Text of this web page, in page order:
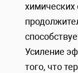
химических
Усиление
того, что